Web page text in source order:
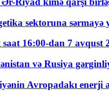
sektoruna sərmayə
16:00-dan 7 avqust
və Rusiya
Avropadakı enerji